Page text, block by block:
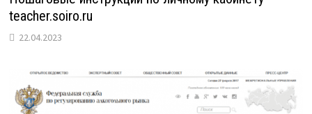
teacher.soiro.ru
22.04.2023